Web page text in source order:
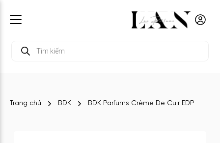
kiếm
Trang chủ BDK BDK Parfums Crème De Cuir EDP